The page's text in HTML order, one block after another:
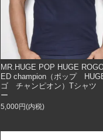
MR.HUGE POP HUGE
ED champion（ポップ
ゴ チャンピオン）Tシャツ
ー
5,000円(内税)